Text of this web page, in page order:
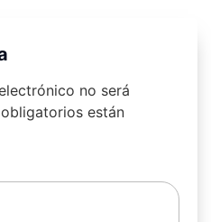
no será
están